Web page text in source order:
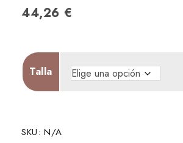
44,26 €
Talla
SKU: N/A